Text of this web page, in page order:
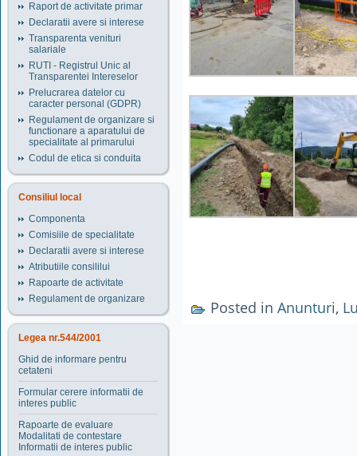
Raport de activitate primar
Declaratii avere si interese
Transparenta venituri
salariale
RUTI - Registrul Unic al
Transparentei Intereselor
Prelucrarea datelor cu
caracter personal (GDPR)
Regulament de organizare si
functionare a aparatului de
specialitate al primarului
Codul de etica si conduita
Consiliul local
Componenta
Comisiile de specialitate
Declaratii avere si interese
Atributiile consililui
Rapoarte de activitate
Regulament de organizare
Legea nr.544/2001
Ghid de informare pentru
cetateni
Formular cerere informatii de
interes public
Rapoarte de evaluare
Modalitati de contestare
Informatii de interes public
Posted in Anunturi,